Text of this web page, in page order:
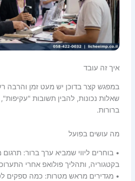
איך זה עובד
במפגש קצר בדוכן יש מעט זמן והרבה
שאלות נכונות, להבין תשובות "עקיפות",
ברורות.
מה עושים בפועל
• בוחרים ליווי שמביא ערך ברור: תרגום
בקטגוריה, ותהליך פולואפ אחרי
• מגדירים מראש מטרות: כמה ספקים